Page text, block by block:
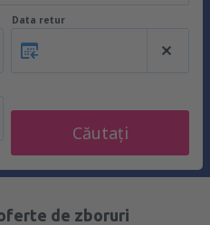
Data retur
Căutați
de zboruri